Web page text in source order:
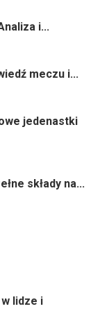
i...
meczu i...
jedenastki
składy na...
lidze i